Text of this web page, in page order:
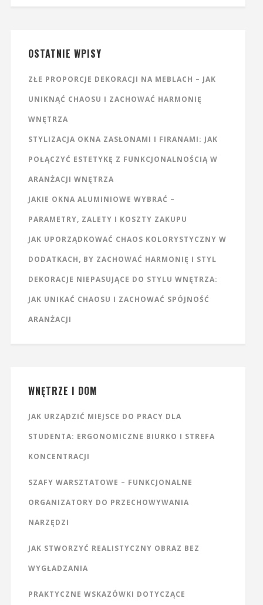
OSTATNIE WPISY
ZŁE PROPORCJE DEKORACJI NA MEBLACH – JAK
UNIKNĄĆ CHAOSU I ZACHOWAĆ HARMONIĘ
WNĘTRZA
STYLIZACJA OKNA ZASŁONAMI I FIRANAMI: JAK
POŁĄCZYĆ ESTETYKĘ Z FUNKCJONALNOŚCIĄ W
ARANŻACJI WNĘTRZA
JAKIE OKNA ALUMINIOWE WYBRAĆ –
PARAMETRY, ZALETY I KOSZTY ZAKUPU
JAK UPORZĄDKOWAĆ CHAOS KOLORYSTYCZNY W
DODATKACH, BY ZACHOWAĆ HARMONIĘ I STYL
DEKORACJE NIEPASUJĄCE DO STYLU WNĘTRZA:
JAK UNIKAĆ CHAOSU I ZACHOWAĆ SPÓJNOŚĆ
ARANŻACJI
WNĘTRZE I DOM
JAK URZĄDZIĆ MIEJSCE DO PRACY DLA
STUDENTA: ERGONOMICZNE BIURKO I STREFA
KONCENTRACJI
SZAFY WARSZTATOWE – FUNKCJONALNE
ORGANIZATORY DO PRZECHOWYWANIA
NARZĘDZI
JAK STWORZYĆ REALISTYCZNY OBRAZ BEZ
WYGŁADZANIA
PRAKTYCZNE WSKAZÓWKI DOTYCZĄCE